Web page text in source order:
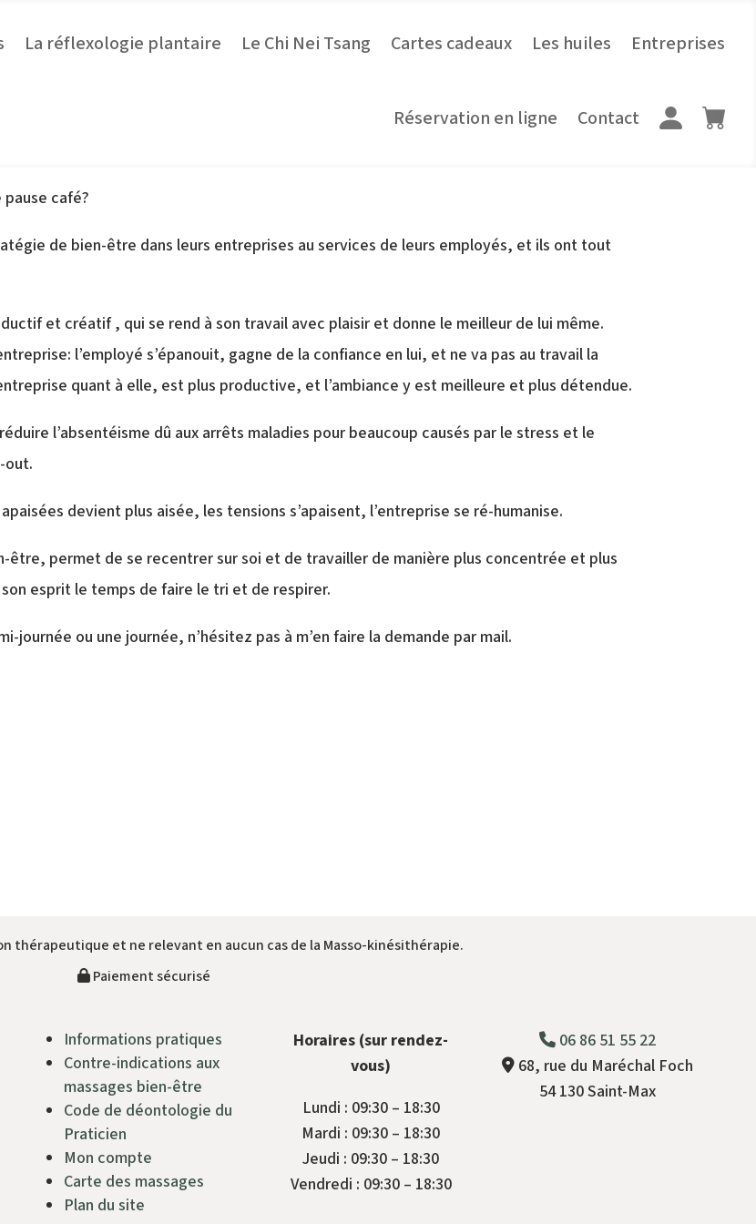
La réflexologie plantaire Le Chi Nei Tsang Cartes cadeaux Les huiles Entreprises
Réservation en ligne Contact
café?
de bien-être dans leurs entreprises au services de leurs employés, et ils ont tout
et créatif , qui se rend à son travail avec plaisir et donne le meilleur de lui même.
l’employé s’épanouit, gagne de la confiance en lui, et ne va pas au travail la
quant à elle, est plus productive, et l’ambiance y est meilleure et plus détendue.
l’absentéisme dû aux arrêts maladies pour beaucoup causés par le stress et le
out.
devient plus aisée, les tensions s’apaisent, l’entreprise se ré-humanise.
être, permet de se recentrer sur soi et de travailler de manière plus concentrée et plus
esprit le temps de faire le tri et de respirer.
ou une journée, n’hésitez pas à m’en faire la demande par mail.
thérapeutique et ne relevant en aucun cas de la Masso-kinésithérapie.
Paiement sécurisé
Informations pratiques
Contre-indications aux
massages bien-être
Code de déontologie du
Praticien
Mon compte
Carte des massages
Plan du site
Horaires (sur rendez-
vous)
Lundi : 09:30 – 18:30
Mardi : 09:30 – 18:30
Jeudi : 09:30 – 18:30
Vendredi : 09:30 – 18:30
06 86 51 55 22
68, rue du Maréchal Foch
54 130 Saint-Max